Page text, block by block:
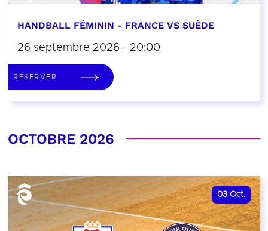
HANDBALL FÉMININ - FRANCE VS SUÈDE
26 septembre 2026 - 20:00
RÉSERVER
OCTOBRE 2026
03 Oct.